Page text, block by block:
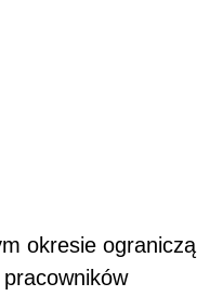
okresie ograniczą